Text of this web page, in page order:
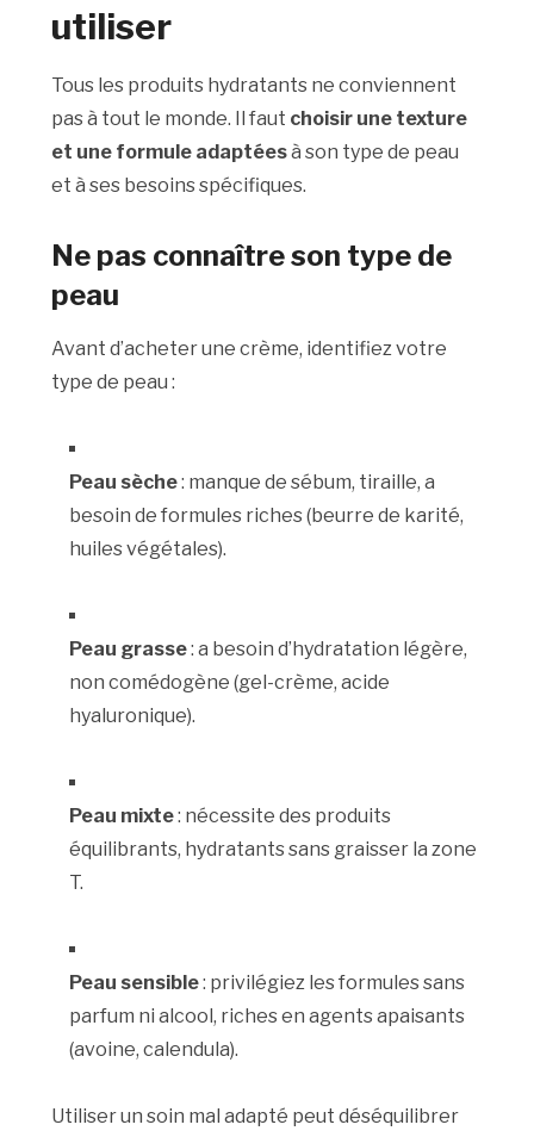
utiliser
Tous les produits hydratants ne conviennent
pas à tout le monde. Il faut choisir une texture
et une formule adaptéesà son type de peau
et à ses besoins spécifiques.
Ne pas connaître son type de
peau
Avant d’acheter une crème, identifiez votre
type de peau :
Peau sèche: manque de sébum, tiraille, a
besoin de formules riches (beurre de karité,
huiles végétales).
Peau grasse: a besoin d’hydratation légère,
non comédogène (gel-crème, acide
hyaluronique).
Peau mixte: nécessite des produits
équilibrants, hydratants sans graisser la zone
T.
Peau sensible: privilégiez les formules sans
parfum ni alcool, riches en agents apaisants
(avoine, calendula).
Utiliser un soin mal adapté peut déséquilibrer